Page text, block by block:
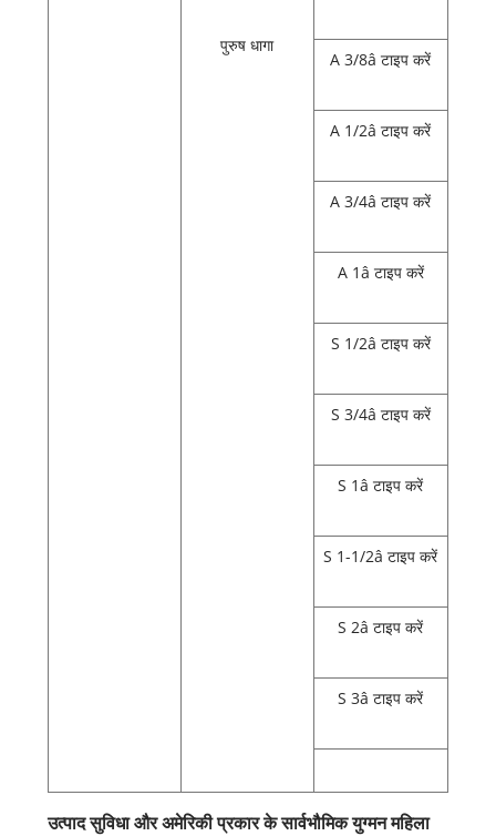
पुरुष धागा
A 3/8â टाइप करें
A 1/2â टाइप करें
A 3/4â टाइप करें
A 1â टाइप करें
S 1/2â टाइप करें
S 3/4â टाइप करें
S 1â टाइप करें
S 1-1/2â टाइप करें
S 2â टाइप करें
S 3â टाइप करें
उत्पाद सुविधा और अमेरिकी प्रकार के सार्वभौमिक युग्मन महिला